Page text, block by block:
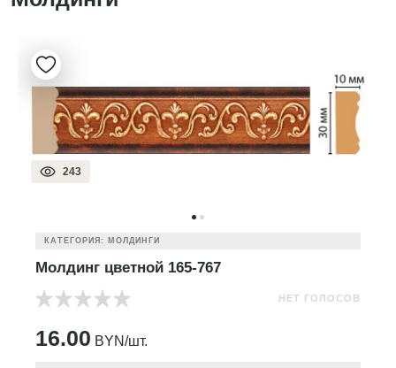
243
КАТЕГОРИЯ: МОЛДИНГИ
Молдинг цветной 165-767
НЕТ ГОЛОСОВ
16.00 BYN/шт.